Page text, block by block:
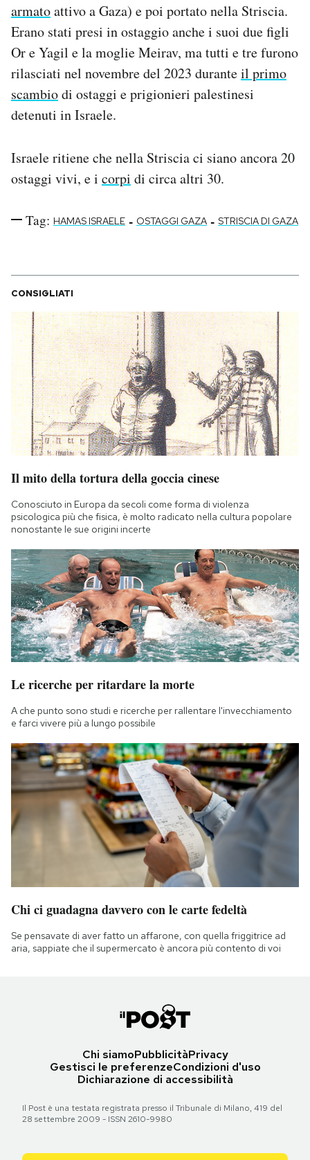
armatoattivo a Gaza) e poi portato nella Striscia.
Erano stati presi in ostaggio anche i suoi due figli
Or e Yagil e la moglie Meirav, ma tutti e tre furono
rilasciati nel novembre del 2023 duranteil primo
scambiodi ostaggi e prigionieri palestinesi
detenuti in Israele.
Israele ritiene che nella Striscia ci siano ancora 20
ostaggi vivi, e i corpi di circa altri 30.
Tag: HAMAS ISRAELE - OSTAGGI GAZA - STRISCIA DI GAZA
CONSIGLIATI
Il mito della tortura della goccia cinese
Conosciuto in Europa da secoli come forma di violenza
psicologica più che fisica, è molto radicato nella cultura popolare
nonostante le sue origini incerte
Le ricerche per ritardare la morte
A che punto sono studi e ricerche per rallentare l'invecchiamento
e farci vivere più a lungo possibile
Chi ci guadagna davvero con le carte fedeltà
Se pensavate di aver fatto un affarone, con quella friggitrice ad
aria, sappiate che il supermercato è ancora più contento di voi
Chi siamoPubblicitàPrivacy
Gestisci le preferenzeCondizioni d'uso
Dichiarazione di accessibilità
Il Post è una testata registrata presso il Tribunale di Milano, 419 del
28 settembre 2009 - ISSN 2610-9980